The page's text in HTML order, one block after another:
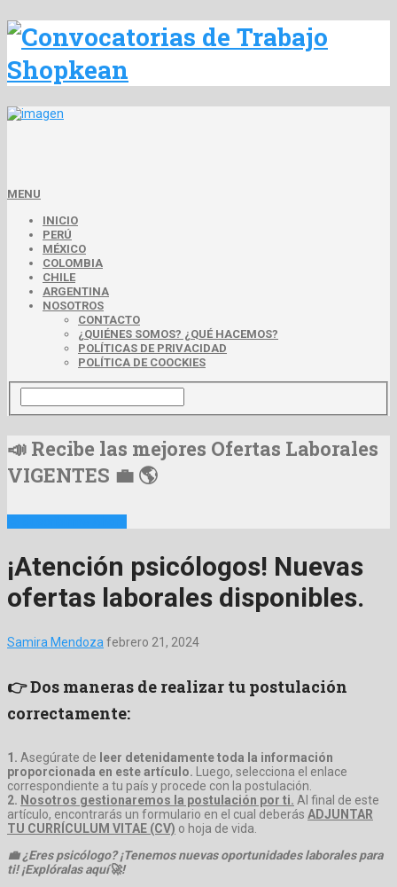
MENU
INICIO
PERÚ
MÉXICO
COLOMBIA
CHILE
ARGENTINA
NOSOTROS
CONTACTO
¿QUIÉNES SOMOS? ¿QUÉ HACEMOS?
POLÍTICAS DE PRIVACIDAD
POLÍTICA DE COOCKIES
📣 Recibe las mejores Ofertas Laborales
VIGENTES 💼 🌎
¡Atención psicólogos! Nuevas
ofertas laborales disponibles.
Samira Mendoza febrero 21, 2024
👉 Dos maneras de realizar tu postulación
correctamente:
1. Asegúrate de leer detenidamente toda la información
proporcionada en este artículo. Luego, selecciona el enlace
correspondiente a tu país y procede con la postulación.
2. Nosotros gestionaremos la postulación por ti. Al final de este
artículo, encontrarás un formulario en el cual deberás ADJUNTAR
TU CURRÍCULUM VITAE (CV) o hoja de vida.
💼 ¿Eres psicólogo? ¡Tenemos nuevas oportunidades laborales para
ti! ¡Explóralas aquí🚀!